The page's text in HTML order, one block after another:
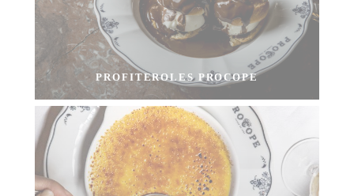
PROFITEROLES PROCOPE